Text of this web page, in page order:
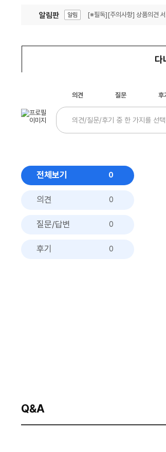
알림판 알림 [※필독][주의사항] 상품의견
다
의견 질문 후
전체보기 0
의견 0
질문/답변 0
후기 0
Q&A